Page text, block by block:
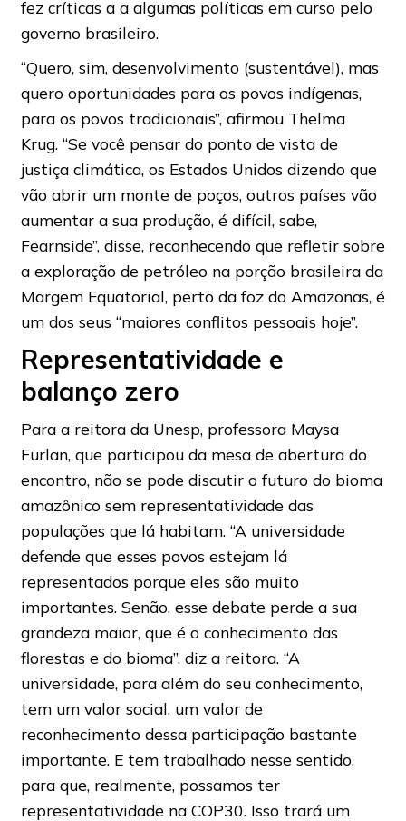
fez críticas a a algumas políticas em curso pelo
governo brasileiro.
“Quero, sim, desenvolvimento (sustentável), mas
quero oportunidades para os povos indígenas,
para os povos tradicionais”, afirmou Thelma
Krug. “Se você pensar do ponto de vista de
justiça climática, os Estados Unidos dizendo que
vão abrir um monte de poços, outros países vão
aumentar a sua produção, é difícil, sabe,
Fearnside”, disse, reconhecendo que refletir sobre
a exploração de petróleo na porção brasileira da
Margem Equatorial, perto da foz do Amazonas, é
um dos seus “maiores conflitos pessoais hoje”.
Representatividade e
balanço zero
Para a reitora da Unesp, professora Maysa
Furlan, que participou da mesa de abertura do
encontro, não se pode discutir o futuro do bioma
amazônico sem representatividade das
populações que lá habitam. “A universidade
defende que esses povos estejam lá
representados porque eles são muito
importantes. Senão, esse debate perde a sua
grandeza maior, que é o conhecimento das
florestas e do bioma”, diz a reitora. “A
universidade, para além do seu conhecimento,
tem um valor social, um valor de
reconhecimento dessa participação bastante
importante. E tem trabalhado nesse sentido,
para que, realmente, possamos ter
representatividade na COP30. Isso trará um